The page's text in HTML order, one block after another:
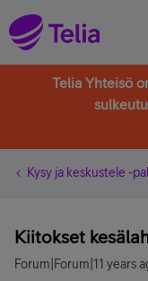
Telia Yhteisö
Kysy ja keskustele -
Kiitokset
Forum|Forum|11 years